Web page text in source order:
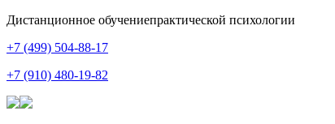
Дистанционное обучениепрактической психологии
+7 (499) 504-88-17
+7 (910) 480-19-82